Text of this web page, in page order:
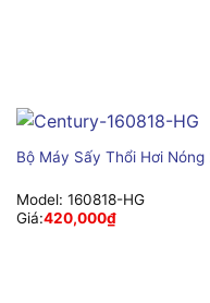
Bộ Máy Sấy Thổi Hơi
Model: 160818-HG
Giá:420,000₫